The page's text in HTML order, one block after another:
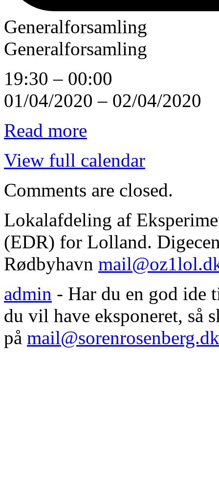
Generalforsamling
Generalforsamling
19:30 – 00:00
01/04/2020 – 02/04/2020
Read more
View full calendar
Comments are closed.
Lokalafdeling af
(EDR) for Lolland.
Rødbyhavn
admin - Har du en god ide
du vil have eksponeret, så
på mail@sorenrosenberg.dk